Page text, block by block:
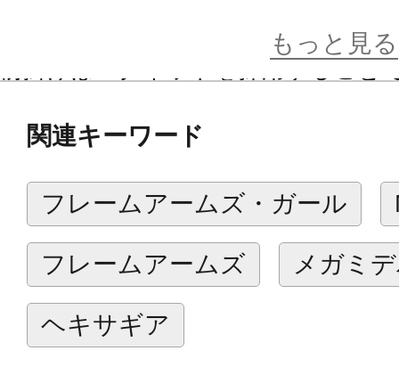
※台座なしでも自立可能です。
※画像は試作品です。実際の商品と
ます。
もっと見る
関連キーワード
フレームアームズ・ガール
フレームアームズ メガミ
ヘキサギア